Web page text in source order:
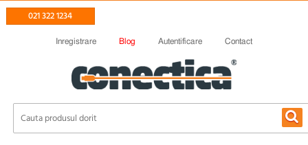
021 322 1234
Inregistrare Blog Autentificare Contact